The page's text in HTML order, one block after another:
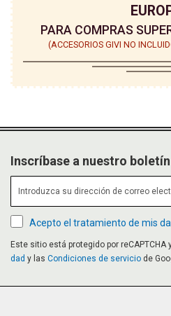
PARA COMPRAS
(ACCESORIOS GIVI NO
Inscríbase a nuestro
Acepto el tratamiento de mis
Este sitio está protegido por reCAPTCHA
dad y las Condiciones de servicio de